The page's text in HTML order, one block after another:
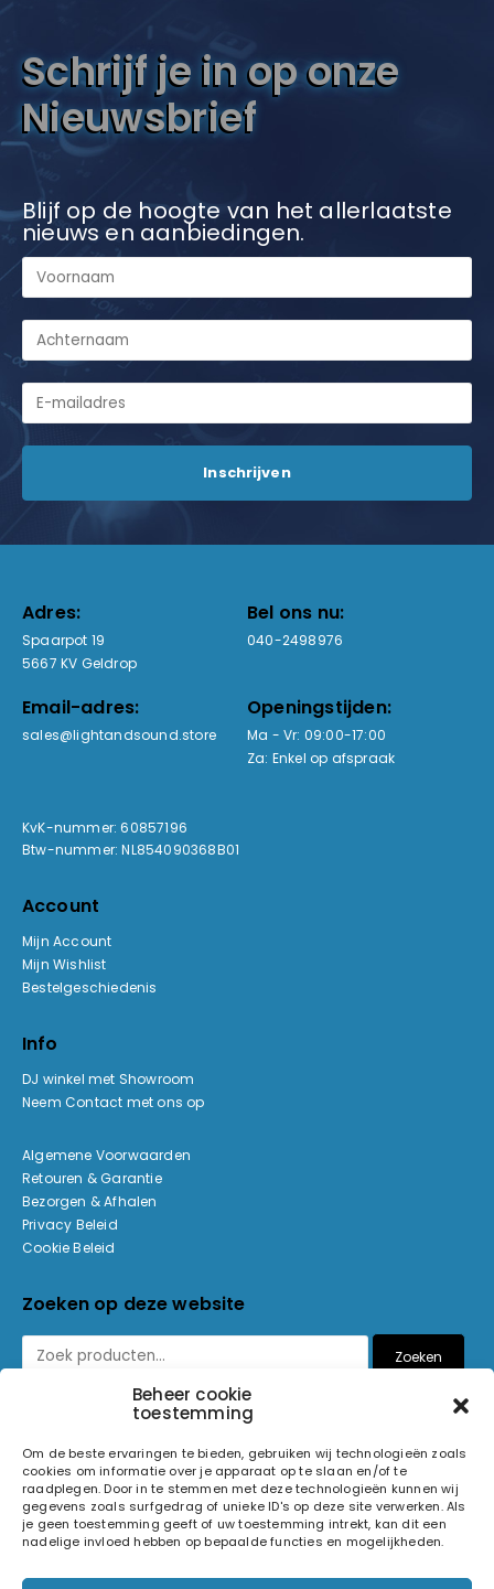
Beheer cookie
toestemming
Om de beste ervaringen te bieden, gebruiken wij technologieën zoals
cookies om informatie over je apparaat op te slaan en/of te
raadplegen. Door in te stemmen met deze technologieën kunnen wij
gegevens zoals surfgedrag of unieke ID's op deze site verwerken. Als
je geen toestemming geeft of uw toestemming intrekt, kan dit een
nadelige invloed hebben op bepaalde functies en mogelijkheden.
Schrijf je in op onze
Nieuwsbrief
Blijf op de hoogte van het allerlaatste
nieuws en aanbiedingen.
Adres:
Spaarpot 19
5667 KV Geldrop
Bel ons nu:
040-2498976
Email-adres:
sales@lightandsound.store
Openingstijden:
Ma - Vr: 09:00-17:00
Za: Enkel op afspraak
KvK-nummer: 60857196
Btw-nummer: NL854090368B01
Account
Mijn Account
Mijn Wishlist
Bestelgeschiedenis
Info
DJ winkel met Showroom
Neem Contact met ons op
Algemene Voorwaarden
Retouren & Garantie
Bezorgen & Afhalen
Privacy Beleid
Cookie Beleid
Zoeken op deze website
Zoeken
© 2026 Light and Sound Factory. Alle rechten voorbehouden.